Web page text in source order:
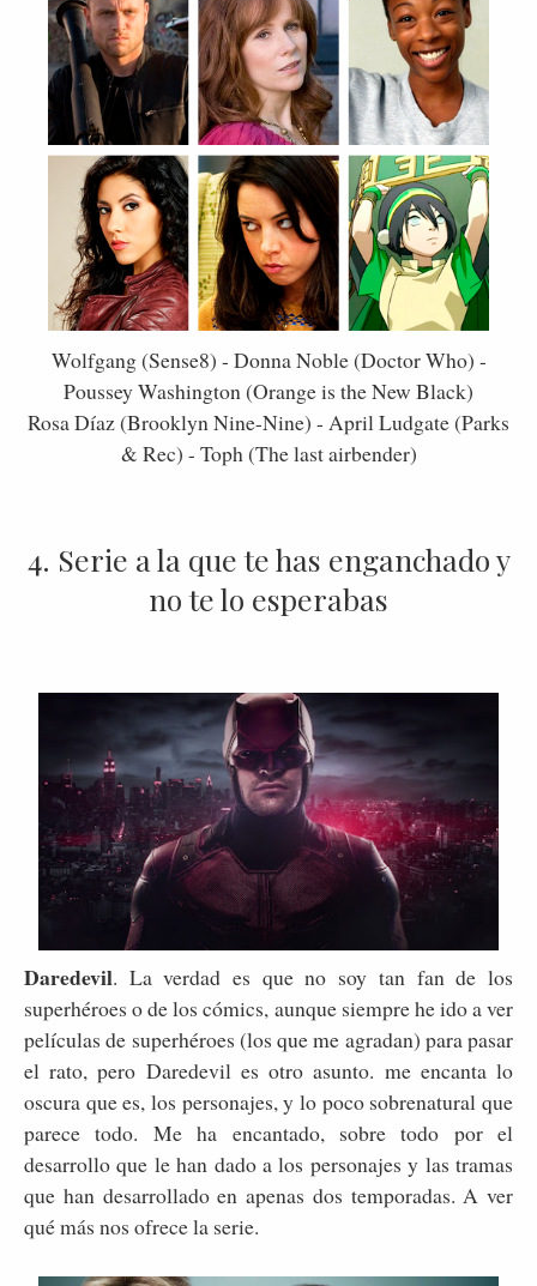
Wolfgang (Sense8) - Donna Noble (Doctor Who) -
Poussey Washington (Orange is the New Black)
Rosa Díaz (Brooklyn Nine-Nine) - April Ludgate (Parks
& Rec) - Toph (The last airbender)
4. Serie a la que te has enganchado y
no te lo esperabas
Daredevil. La verdad es que no soy tan fan de los
superhéroes o de los cómics, aunque siempre he ido a ver
películas de superhéroes (los que me agradan) para pasar
el rato, pero Daredevil es otro asunto. me encanta lo
oscura que es, los personajes, y lo poco sobrenatural que
parece todo. Me ha encantado, sobre todo por el
desarrollo que le han dado a los personajes y las tramas
que han desarrollado en apenas dos temporadas. A ver
qué más nos ofrece la serie.